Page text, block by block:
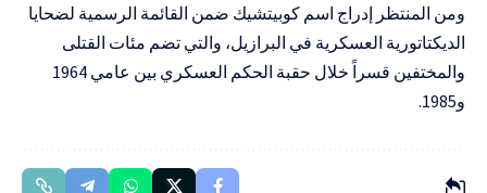
ومن المنتظر إدراج اسم كوبيتشيك ضمن القائمة الرسمية لضحايا
الديكتاتورية العسكرية في البرازيل، والتي تضم مئات القتلى
والمختفين قسراً خلال حقبة الحكم العسكري بين عامي 1964
و1985.